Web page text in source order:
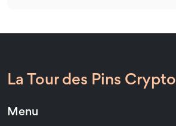
La Tour des Pins Crypto
Menu